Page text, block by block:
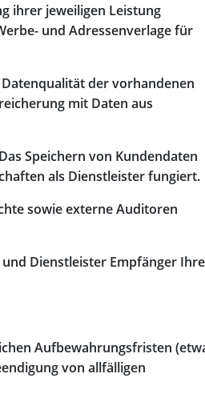
ihrer jeweiligen Leistung
und Adressenverlage für
der vorhandenen
mit Daten aus
Speichern von Kundendaten
als Dienstleister fungiert.
sowie externe Auditoren
Dienstleister Empfänger
Aufbewahrungsfristen
von allfälligen